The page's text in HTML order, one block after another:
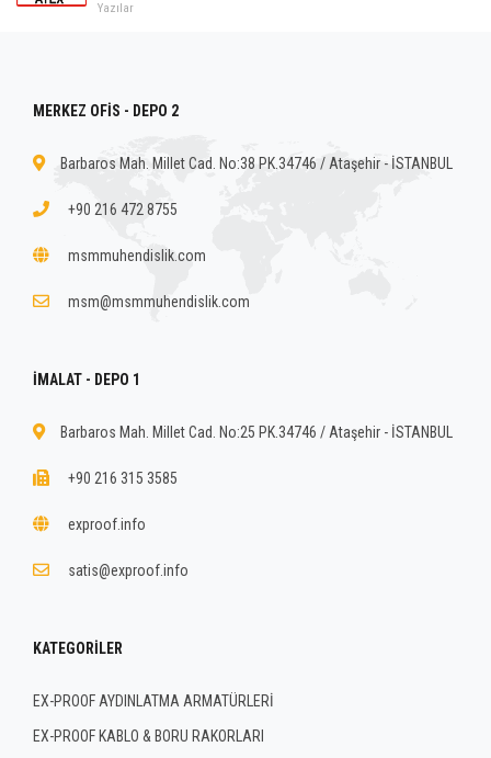
Yazılar
MERKEZ OFİS - DEPO 2
Barbaros Mah. Millet Cad. No:38 PK.34746 / Ataşehir - İSTANBUL
+90 216 472 8755
msmmuhendislik.com
msm@msmmuhendislik.com
İMALAT - DEPO 1
Barbaros Mah. Millet Cad. No:25 PK.34746 / Ataşehir - İSTANBUL
+90 216 315 3585
exproof.info
satis@exproof.info
KATEGORILER
EX-PROOF AYDINLATMA ARMATÜRLERİ
EX-PROOF KABLO & BORU RAKORLARI